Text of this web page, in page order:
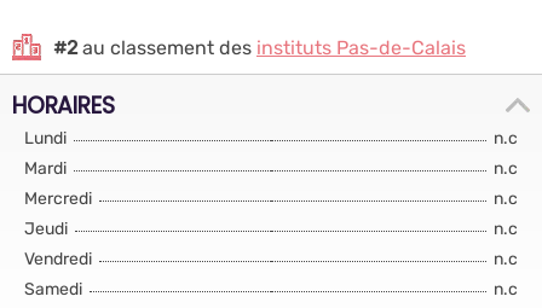
#2au classement des instituts Pas-de-Calais
HORAIRES
Lundi
n.c
Mardi
n.c
Mercredi
n.c
Jeudi
n.c
Vendredi
n.c
Samedi
n.c